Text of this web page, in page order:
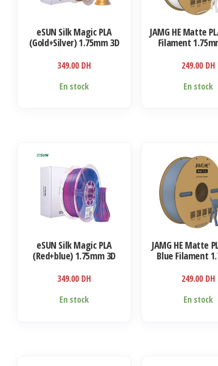
eSUN Silk Magic PLA
(Gold+Silver) 1.75mm 3D
349.00 DH
En stock
JAMG HE Matte
Filament
249.00 DH
En stock
eSUN Silk Magic PLA
(Red+blue) 1.75mm 3D
349.00 DH
En stock
JAMG HE Matte
Blue Filament
249.00 DH
En stock